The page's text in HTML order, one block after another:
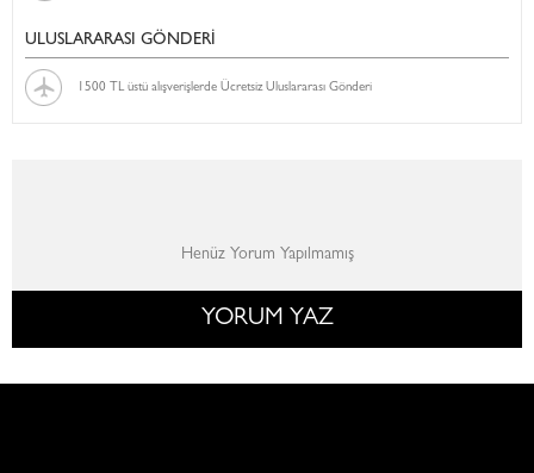
ULUSLARARASI GÖNDERİ
1500 TL üstü alışverişlerde Ücretsiz Uluslararası Gönderi
Henüz Yorum Yapılmamış
YORUM YAZ